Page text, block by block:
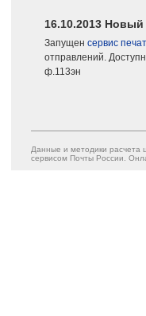
16.10.2013
Запущен сервис
отправлений.
ф.113эн
Данные и методики расчета
сервисом Почты России.